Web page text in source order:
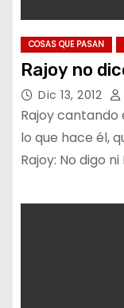
COSAS QUE PASAN
Rajoy no
Dic 13, 2012
Rajoy cantando
lo que hace él,
Rajoy: No digo